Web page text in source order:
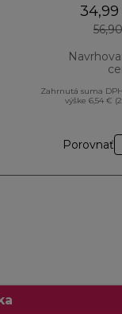
Zahrnutá suma
výške 6,54 €
Porovnať